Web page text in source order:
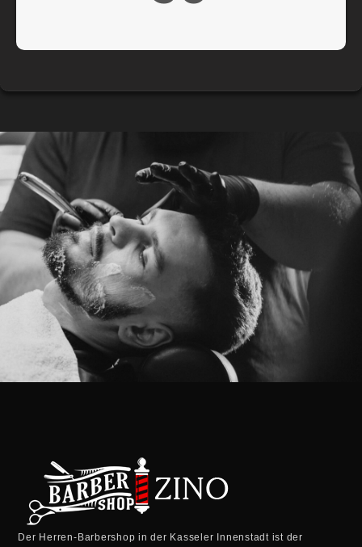
Der Herren-Barbershop in der Kasseler Innenstadt ist der